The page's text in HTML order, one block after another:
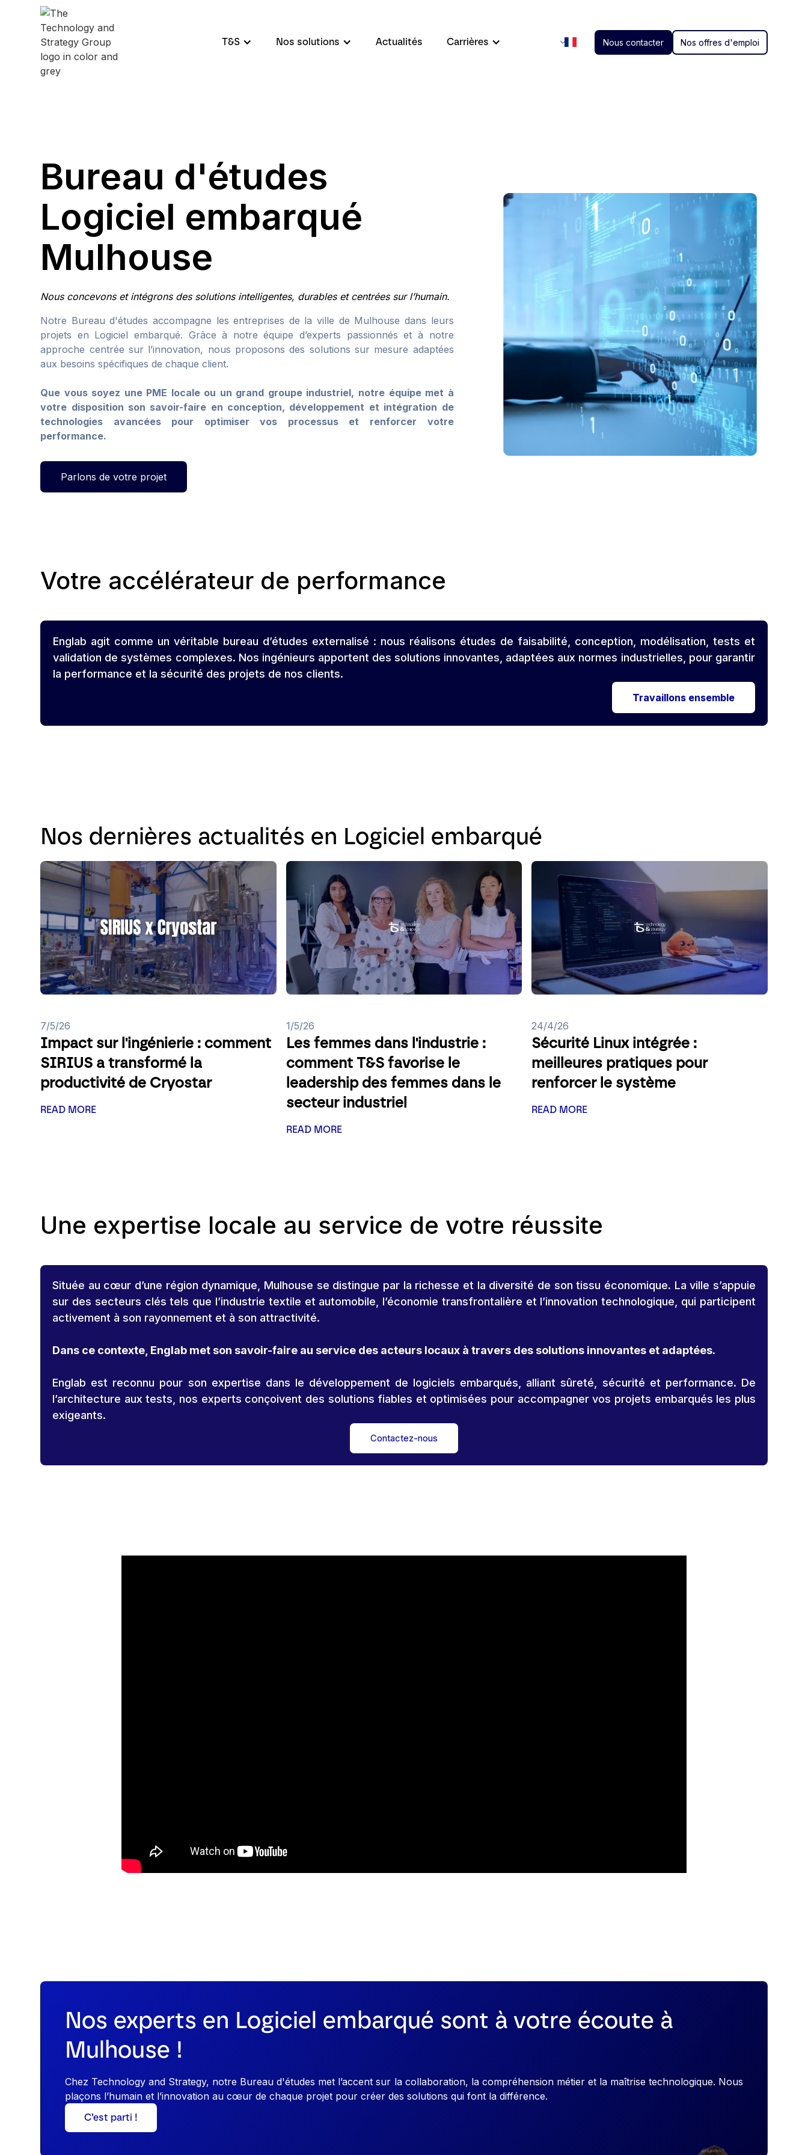
T&S Nos solutions Actualités Carrières Nous contacter Nos offres d'emploi
Bureau d'études
Logiciel embarqué
Mulhouse
Nous concevons et intégrons des solutions intelligentes, durables et centrées sur l’humain.
Notre Bureau d'études accompagne les entreprises de la ville de Mulhouse dans leurs
projets en Logiciel embarqué. Grâce à notre équipe d’experts passionnés et à notre
approche centrée sur l’innovation, nous proposons des solutions sur mesure adaptées
aux besoins spécifiques de chaque client.
Que vous soyez une PME locale ou un grand groupe industriel, notre équipe met à
votre disposition son savoir-faire en conception, développement et intégration de
technologies avancées pour optimiser vos processus et renforcer votre
performance.
Parlons de votre projet
Votre accélérateur de performance
Englab agit comme un véritable bureau d’études externalisé : nous réalisons études de faisabilité, conception, modélisation, tests et
validation de systèmes complexes. Nos ingénieurs apportent des solutions innovantes, adaptées aux normes industrielles, pour garantir
la performance et la sécurité des projets de nos clients.
Travaillons ensemble
Nos dernières actualités en Logiciel embarqué
7/5/26
Impact sur l'ingénierie : comment
SIRIUS a transformé la
productivité de Cryostar
READ MORE
1/5/26
Les femmes dans l'industrie :
comment T&S favorise le
leadership des femmes dans le
secteur industriel
READ MORE
24/4/26
Sécurité Linux intégrée :
meilleures pratiques pour
renforcer le système
READ MORE
Une expertise locale au service de votre réussite
Située au cœur d’une région dynamique, Mulhouse se distingue par la richesse et la diversité de son tissu économique. La ville s’appuie
sur des secteurs clés tels que l’industrie textile et automobile, l’économie transfrontalière et l’innovation technologique, qui participent
activement à son rayonnement et à son attractivité.
Dans ce contexte, Englab met son savoir-faire au service des acteurs locaux à travers des solutions innovantes et adaptées.
Englab est reconnu pour son expertise dans le développement de logiciels embarqués, alliant sûreté, sécurité et performance. De
l’architecture aux tests, nos experts conçoivent des solutions fiables et optimisées pour accompagner vos projets embarqués les plus
exigeants.
Contactez-nous
Nos experts en Logiciel embarqué sont à votre écoute à
Mulhouse !
Chez Technology and Strategy, notre Bureau d'études met l’accent sur la collaboration, la compréhension métier et la maîtrise technologique. Nous
plaçons l’humain et l’innovation au cœur de chaque projet pour créer des solutions qui font la différence.
C’est parti !